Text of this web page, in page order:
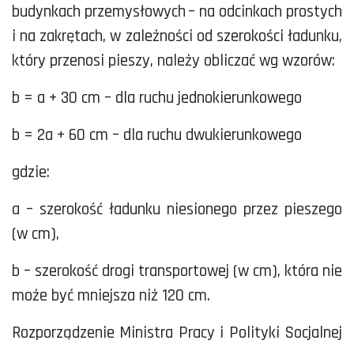
budynkach przemysłowych – na odcinkach prostych
i na zakrętach, w zależności od szerokości ładunku,
który przenosi pieszy, należy obliczać wg wzorów:
b = a + 30 cm – dla ruchu jednokierunkowego
b = 2a + 60 cm – dla ruchu dwukierunkowego
gdzie:
a – szerokość ładunku niesionego przez pieszego
(w cm),
b – szerokość drogi transportowej (w cm), która nie
może być mniejsza niż 120 cm.
Rozporządzenie Ministra Pracy i Polityki Socjalnej